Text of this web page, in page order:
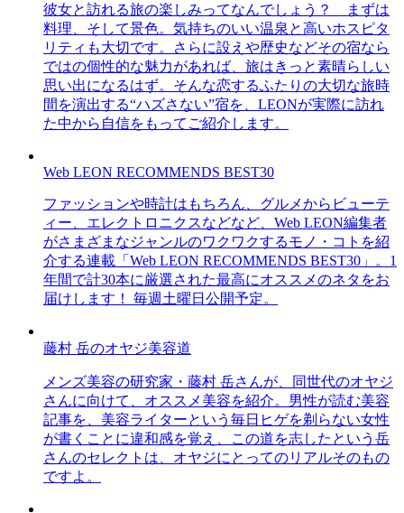
彼女と訪れる旅の楽しみってなんでしょう？ まずは
料理、そして景色。気持ちのいい温泉と高いホスピタ
リティも大切です。さらに設えや歴史などその宿なら
ではの個性的な魅力があれば、旅はきっと素晴らしい
思い出になるはず。そんな恋するふたりの大切な旅時
間を演出する“ハズさない”宿を、LEONが実際に訪れ
た中から自信をもってご紹介します。
Web LEON RECOMMENDS BEST30
ファッションや時計はもちろん、グルメからビューテ
ィー、エレクトロニクスなどなど、Web LEON編集者
がさまざまなジャンルのワクワクするモノ・コトを紹
介する連載「Web LEON RECOMMENDS BEST30」。1
年間で計30本に厳選された最高にオススメのネタをお
届けします！ 毎週土曜日公開予定。
藤村 岳のオヤジ美容道
メンズ美容の研究家・藤村 岳さんが、同世代のオヤジ
さんに向けて、オススメ美容を紹介。男性が読む美容
記事を、美容ライターという毎日ヒゲを剃らない女性
が書くことに違和感を覚え、この道を志したという岳
さんのセレクトは、オヤジにとってのリアルそのもの
ですよ。